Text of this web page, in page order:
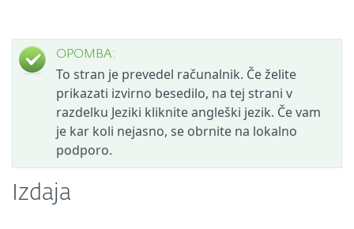
OPOMBA:
To stran je prevedel računalnik. Če želite
prikazati izvirno besedilo, na tej strani v
razdelku Jeziki kliknite angleški jezik. Če vam
je kar koli nejasno, se obrnite na lokalno
podporo.
Izdaja